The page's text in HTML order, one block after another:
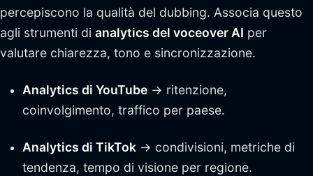
percepiscono la qualità del dubbing. Associa questo
agli strumenti di analytics del voceover AI per
valutare chiarezza, tono e sincronizzazione.
Analytics di YouTube → ritenzione,
coinvolgimento, traffico per paese.
Analytics di TikTok → condivisioni, metriche di
tendenza, tempo di visione per regione.